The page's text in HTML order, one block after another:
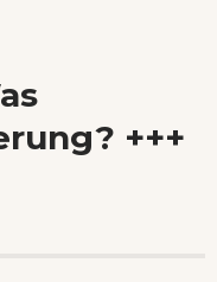
+++